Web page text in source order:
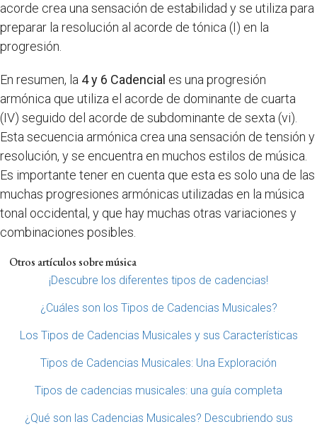
acorde crea una sensación de estabilidad y se utiliza para
preparar la resolución al acorde de tónica (I) en la
progresión.
En resumen, la 4 y 6 Cadencial es una progresión
armónica que utiliza el acorde de dominante de cuarta
(IV) seguido del acorde de subdominante de sexta (vi).
Esta secuencia armónica crea una sensación de tensión y
resolución, y se encuentra en muchos estilos de música.
Es importante tener en cuenta que esta es solo una de las
muchas progresiones armónicas utilizadas en la música
tonal occidental, y que hay muchas otras variaciones y
combinaciones posibles.
Otros artículos sobre música
¡Descubre los diferentes tipos de cadencias!
¿Cuáles son los Tipos de Cadencias Musicales?
Los Tipos de Cadencias Musicales y sus Características
Tipos de Cadencias Musicales: Una Exploración
Tipos de cadencias musicales: una guía completa
¿Qué son las Cadencias Musicales? Descubriendo sus